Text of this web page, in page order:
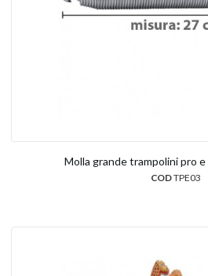
Molla grande trampolini pro e
CODTPE03